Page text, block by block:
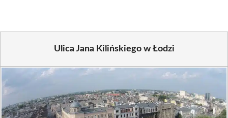
Ulica Jana Kilińskiego w Łodzi